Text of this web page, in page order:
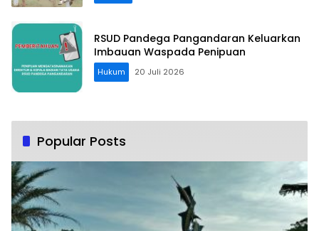
RSUD Pandega Pangandaran Keluarkan
Imbauan Waspada Penipuan
Hukum 20 Juli 2026
Popular Posts